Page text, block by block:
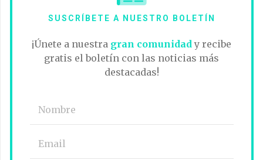
SUSCRÍBETE A NUESTRO BOLETÍN
¡Únete a nuestra gran comunidady recibe
gratis el boletín con las noticias más
destacadas!